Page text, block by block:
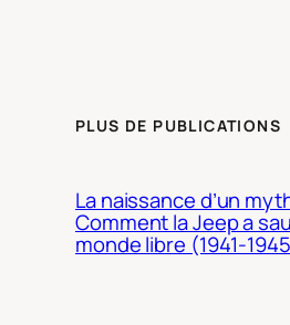
PLUS DE PUBLICATIONS
La naissance d’un
Comment la Jeep a
monde libre (1941-